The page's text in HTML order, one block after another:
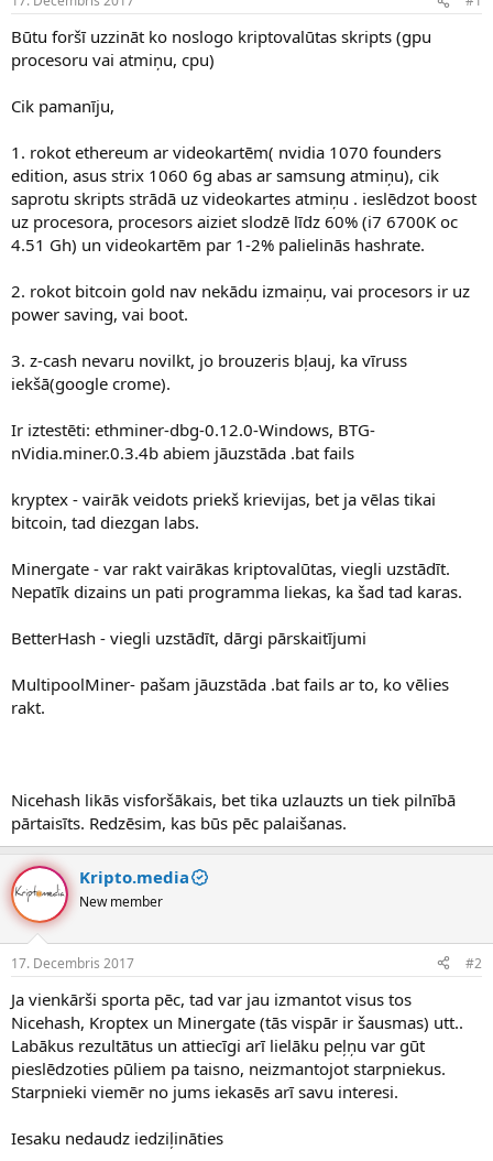
n
a
u
z
ā
ē
j
s
a
u
m
Būtu foršī uzzināt ko noslogo kriptovalūtas skripts (gpu
procesoru vai atmiņu, cpu)
Cik pamanīju,
1. rokot ethereum ar videokartēm( nvidia 1070 founders
edition, asus strix 1060 6g abas ar samsung atmiņu), cik
saprotu skripts strādā uz videokartes atmiņu . ieslēdzot boost
uz procesora, procesors aiziet slodzē līdz 60% (i7 6700K oc
4.51 Gh) un videokartēm par 1-2% palielinās hashrate.
2. rokot bitcoin gold nav nekādu izmaiņu, vai procesors ir uz
power saving, vai boot.
3. z-cash nevaru novilkt, jo brouzeris bļauj, ka vīruss
iekšā(google crome).
Ir iztestēti: ethminer-dbg-0.12.0-Windows, BTG-
nVidia.miner.0.3.4b abiem jāuzstāda .bat fails
kryptex - vairāk veidots priekš krievijas, bet ja vēlas tikai
bitcoin, tad diezgan labs.
Minergate - var rakt vairākas kriptovalūtas, viegli uzstādīt.
Nepatīk dizains un pati programma liekas, ka šad tad karas.
BetterHash - viegli uzstādīt, dārgi pārskaitījumi
MultipoolMiner- pašam jāuzstāda .bat fails ar to, ko vēlies
rakt.
Nicehash likās visforšākais, bet tika uzlauzts un tiek pilnībā
pārtaisīts. Redzēsim, kas būs pēc palaišanas.
Kripto.media
New member
17. Decembris 2017 #2
Ja vienkārši sporta pēc, tad var jau izmantot visus tos
Nicehash, Kroptex un Minergate (tās vispār ir šausmas) utt..
Labākus rezultātus un attiecīgi arī lielāku peļņu var gūt
pieslēdzoties pūliem pa taisno, neizmantojot starpniekus.
Starpnieki viemēr no jums iekasēs arī savu interesi.
Iesaku nedaudz iedziļināties